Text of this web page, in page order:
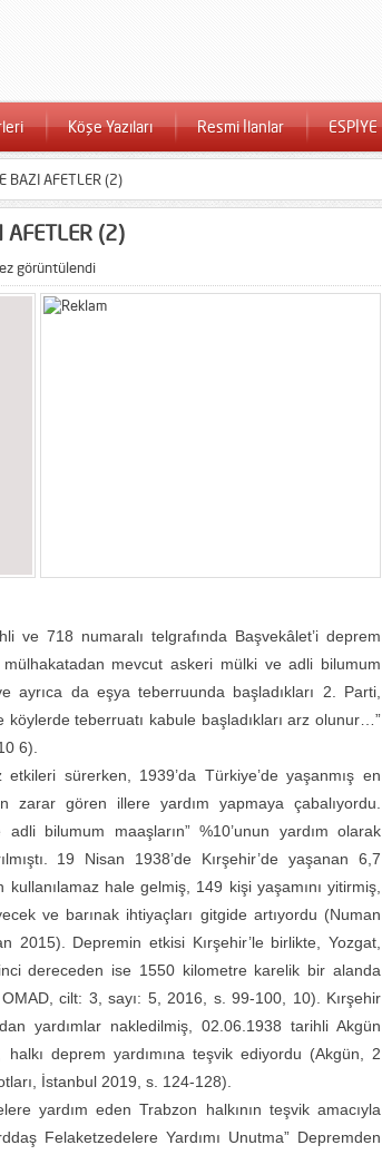
Köşe Yazıları Resmi İlanlar ESPİYE
BAZI AFETLER (2)
AFETLER (2)
görüntülendi
ve 718 numaralı telgrafında Başvekâlet’i deprem
mevcut askeri mülki ve adli bilumum
ayrıca da eşya teberruunda başladıkları 2. Parti,
teberruatı kabule başladıkları arz olunur…”
6).
sürerken, 1939’da Türkiye’de yaşanmış en
gören illere yardım yapmaya çabalıyordu.
bilumum maaşların” %10’unun yardım olarak
19 Nisan 1938’de Kırşehir’de yaşanan 6,7
hale gelmiş, 149 kişi yaşamını yitirmiş,
ve barınak ihtiyaçları gitgide artıyordu (Numan
2015). Depremin etkisi Kırşehir’le birlikte, Yozgat,
dereceden ise 1550 kilometre karelik bir alanda
cilt: 3, sayı: 5, 2016, s. 99-100, 10). Kırşehir
yardımlar nakledilmiş, 02.06.1938 tarihli Akgün
halkı deprem yardımına teşvik ediyordu (Akgün, 2
İstanbul 2019, s. 124-128).
yardım eden Trabzon halkının teşvik amacıyla
Felaketzedelere Yardımı Unutma” Depremden